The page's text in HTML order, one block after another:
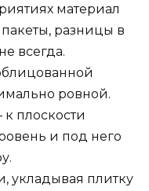
материал
разницы в
всегда.
ровной.
плоскости
и под него
укладывая плитку